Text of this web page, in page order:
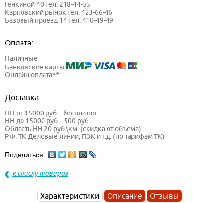
Генкиной 40 тел. 218-44-55
Карповский рынок тел. 423-66-46
Базовый проезд 14 тел. 410-49-49
Оплата:
Наличные
Банковские карты
Онлайн оплата**
Доставка:
НН от 15000 руб. - бесплатно.
НН до 15000 руб. - 500 руб.
Область НН 20 руб.\км. (скидка от объема)
РФ: ТК Деловые линии, ПЭК и т.д. (по тарифам ТК)
Поделиться
к списку товаров
Характеристики Описание
Отзывы